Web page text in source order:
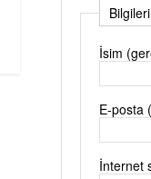
İsim
E-posta
İnternet